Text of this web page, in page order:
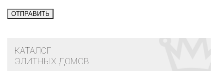
КАТАЛОГ
ЭЛИТНЫХ ДОМОВ